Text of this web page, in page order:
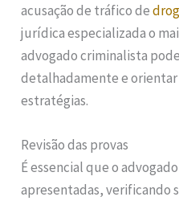
acusação de tráfico de
jurídica especializada o
advogado criminalista
detalhadamente e orientar
estratégias.
Revisão das provas
É essencial que o
apresentadas, verificando